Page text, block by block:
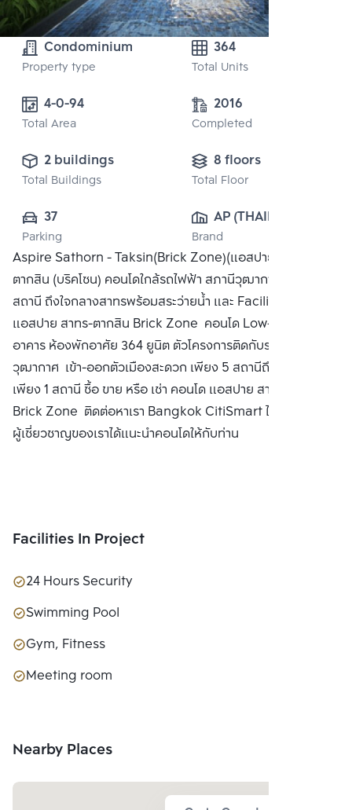
Condominium
Property type
364
Total Units
4-0-94
Total Area
2016
Completed
2 buildings
Total Buildings
8 floors
Total Floor
37
Parking
AP (THAILAND)
PUBLIC CO.,
LTD.
Brand
Aspire Sathorn - Taksin(Brick Zone)(แอสปาย สาทร
ตากสิน (บริคโซน) คอนโดใกล้รถไฟฟ้า สภานีวุฒากาศ เพียง 6
สถานี ถึงใจกลางสาทรพร้อมสระว่ายน้ำ และ Facilities ครบครัน
แอสปาย สาทร-ตากสิน Brick Zone คอนโด Low-Rise 8 ชั้น 2
อาคาร ห้องพักอาศัย 364 ยูนิต ตัวโครงการติดกับรถไฟฟ้า BTS
วุฒากาศ เข้า-ออกตัวเมืองสะดวก เพียง 5 สถานีถึงสาทร และ
เพียง 1 สถานี ซื้อ ขาย หรือ เช่า คอนโด แอสปาย สาทร-ตากสิน
Brick Zone ติดต่อหาเรา Bangkok CitiSmart ได้ทันที เพื่อให้
ผู้เชี่ยวชาญของเราได้แนะนำคอนโดให้กับท่าน
Facilities In Project
24 Hours Security
Swimming Pool
Gym, Fitness
Meeting room
Nearby Places